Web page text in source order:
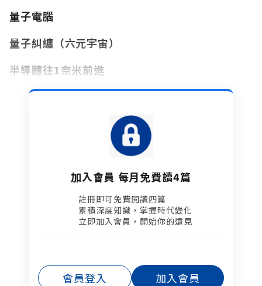
量子電腦
量子糾纏（六元宇宙）
半導體往1奈米前進
加入會員 每月免費讀4篇
註冊即可免費閱讀四篇​
累積深度知識，掌握時代變化​
立即加入會員，開始你的遠見
會員登入 加入會員